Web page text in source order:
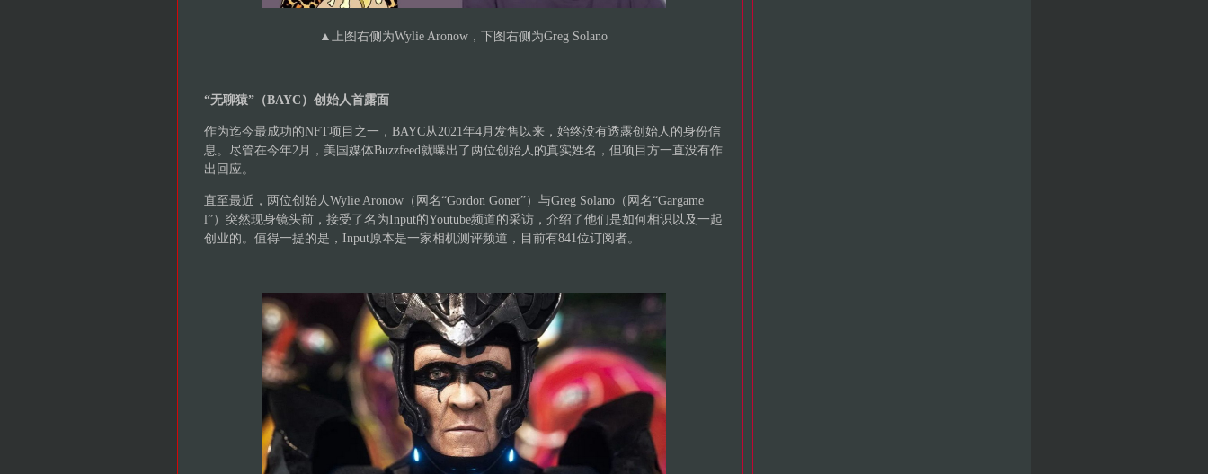
▲ 上图右侧为Wylie Aronow，下图右侧为Greg Solano
“无聊猿”（BAYC）创始人首露面
作为迄今最成功的NFT项目之一，BAYC从2021年4月发售以来，始终没有透露创始人的身份信
息。尽管在今年2月，美国媒体Buzzfeed就曝出了两位创始人的真实姓名，但项目方一直没有作
出回应。
直至最近，两位创始人Wylie Aronow（网名“Gordon Goner”）与Greg Solano（网名“Gargame
l”）突然现身镜头前，接受了名为Input的Youtube频道的采访，介绍了他们是如何相识以及一起
创业的。值得一提的是，Input原本是一家相机测评频道，目前有841位订阅者。